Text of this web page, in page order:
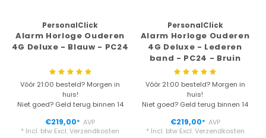
PersonalClick
Alarm Horloge Ouderen
4G Deluxe - Blauw - PC24
Vóór 21:00 besteld? Morgen in
huis!
Niet goed? Geld terug binnen 14
€219,00* AVP
* Incl. btw Excl.Verzendkosten
PersonalClick
Alarm Horloge Ouderen
4G Deluxe - Lederen
band - PC24 - Bruin
Vóór 21:00 besteld? Morgen in
huis!
Niet goed? Geld terug binnen 14
€219,00* AVP
* Incl. btw Excl.Verzendkosten